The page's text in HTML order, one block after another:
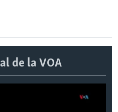
de la VOA